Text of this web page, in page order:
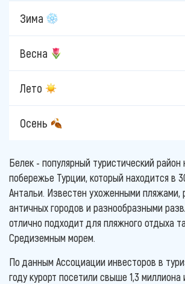
Зима
Весна
Лето
Осень
Белек - популярный туристический
побережье Турции, который находится в
Антальи. Известен ухоженными пляжами,
античных городов и разнообразными
отлично подходит для пляжного отдыха
Средиземным морем.
По данным Ассоциации инвесторов в
году курорт посетили свыше 1,3